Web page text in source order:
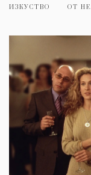
ИЗКУСТВО ОТ